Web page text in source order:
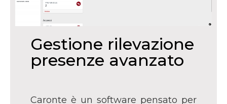
Gestione rilevazione
presenze avanzato
Caronte è un software pensato per